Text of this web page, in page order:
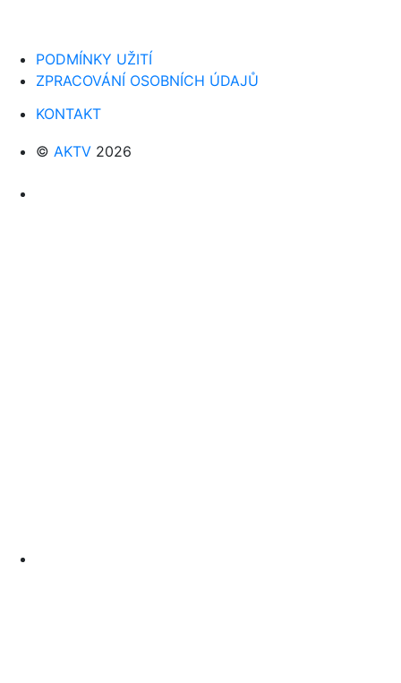
PODMÍNKY UŽITÍ
ZPRACOVÁNÍ OSOBNÍCH ÚDAJŮ
KONTAKT
© AKTV 2026